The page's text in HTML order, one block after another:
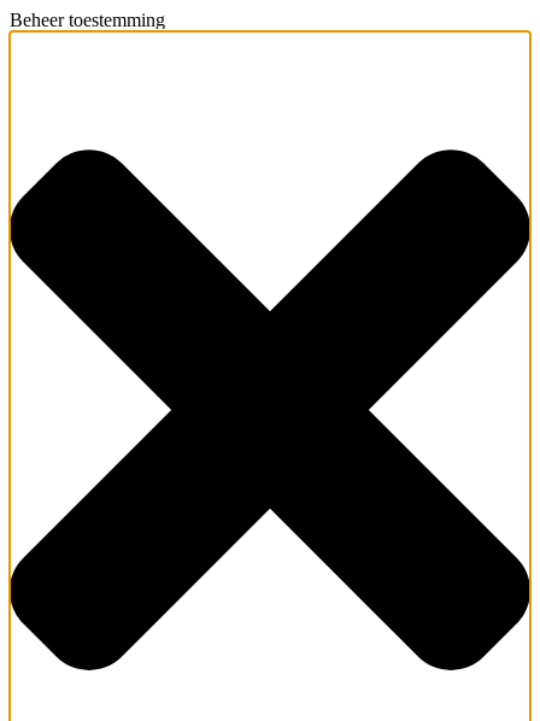
Beheer toestemming